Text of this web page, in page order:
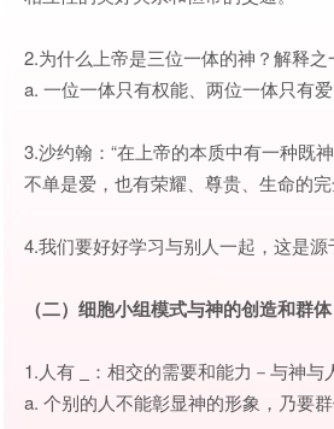
2.为什么上帝是三位一体的神？解释之
a. 一位一体只有权能、两位一体只有
3.沙约翰：“在上帝的本质中有一种既
不单是爱，也有荣耀、尊贵、生命的
4.我们要好好学习与别人一起，这是源
（二）细胞小组模式与神的创造和群体
1.人有
：相交的需要和能力－与神与
a. 个别的人不能彰显神的形象，乃要群